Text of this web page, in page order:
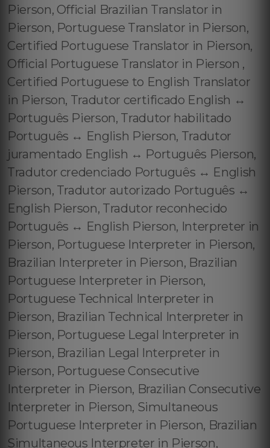
Pierson, Official Brazilian Translator in
Pierson, Portuguese Translator in Pierson,
Certified Portuguese Translator in Pierson,
Official Portuguese Translator in Pierson ,
Certified Portuguese to English Translator
in Pierson, Tradutor certificado English ↔️
Português Pierson, Tradutor habilitado
Português ↔️ English Pierson, Tradutor
juramentado English ↔️ Português Pierson,
Tradutor credenciado Português ↔️ English
Pierson, Tradutor autorizado Português ↔️
English Pierson, Tradutor reconhecido
Português ↔️ English Pierson, Interpreter in
Pierson, Portuguese Interpreter in Pierson,
Brazilian Interpreter in Pierson, Brazilian
Portuguese Interpreter in Pierson,
Portuguese Technical Interpreter in
Pierson, Brazilian Technical Interpreter in
Pierson, Portuguese Legal Interpreter in
Pierson, Brazilian Legal Interpreter in
Pierson, Portuguese Consecutive
Interpreter in Pierson, Brazilian Consecutive
Interpreter in Pierson, Simultaneous
Portuguese Interpreter in Pierson, Brazilian
Simultaneous Interpreter in Pierson,